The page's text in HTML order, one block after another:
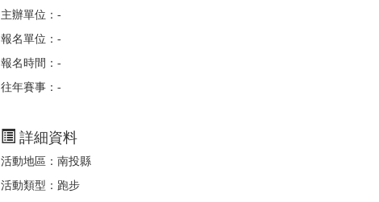
主辦單位：-
報名單位：-
報名時間：-
往年賽事：-
詳細資料
活動地區：南投縣
活動類型：跑步